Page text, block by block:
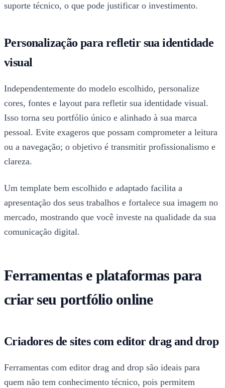
suporte técnico, o que pode justificar o investimento.
Personalização para refletir sua identidade
visual
Independentemente do modelo escolhido, personalize
cores, fontes e layout para refletir sua identidade visual.
Isso torna seu portfólio único e alinhado à sua marca
pessoal. Evite exageros que possam comprometer a leitura
ou a navegação; o objetivo é transmitir profissionalismo e
clareza.
Um template bem escolhido e adaptado facilita a
apresentação dos seus trabalhos e fortalece sua imagem no
mercado, mostrando que você investe na qualidade da sua
comunicação digital.
Ferramentas e plataformas para
criar seu portfólio online
Criadores de sites com editor drag and drop
Ferramentas com editor drag and drop são ideais para
quem não tem conhecimento técnico, pois permitem